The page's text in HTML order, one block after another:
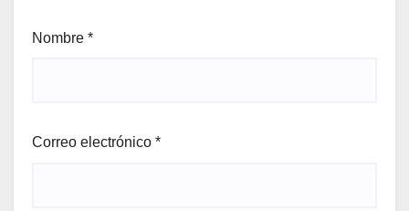
Nombre *
Correo electrónico *